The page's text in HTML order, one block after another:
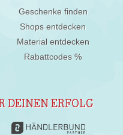
Geschenke finden
Shops entdecken
Material entdecken
Rabattcodes %
DEINEN ERFOLG